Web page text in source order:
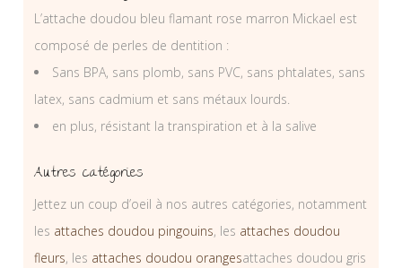
L’attache doudou bleu flamant rose marron Mickael est
composé de perles de dentition :
Sans BPA, sans plomb, sans PVC, sans phtalates, sans
latex, sans cadmium et sans métaux lourds.
en plus, résistant la transpiration et à la salive
Autres catégories
Jettez un coup d’oeil à nos autres catégories, notamment
les attaches doudou pingouins, les attaches doudou
fleurs, les attaches doudou orangesattaches doudou gris